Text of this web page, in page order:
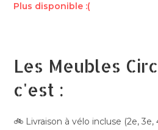
Plus disponible :(
Les Meubles
c'est :
🚲 Livraison à vélo incluse (2e, 3e,